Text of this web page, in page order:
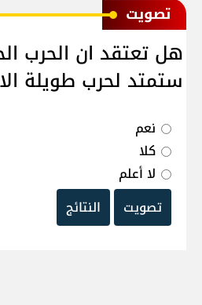
ﺗﺼﻮﻳﺖ
هل تعتقد ان الحرب
ستمتد لحرب طويلة
نعم
كلا
لا أعلم
تصويت
النتائج